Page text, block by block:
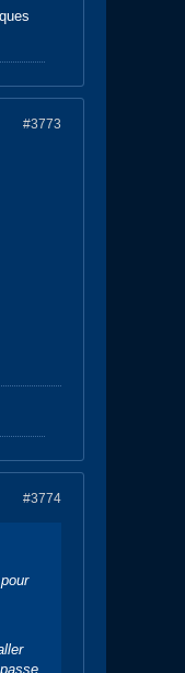
#3773
#3774